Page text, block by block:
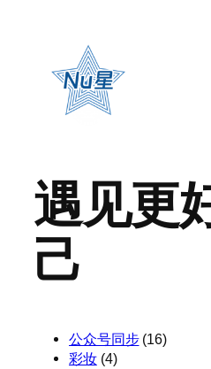
遇见更
己
公众号同步(16)
彩妆(4)